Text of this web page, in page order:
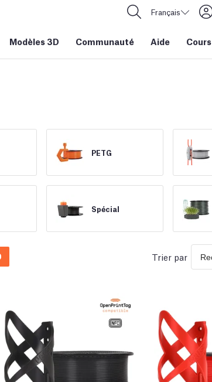
Français
Modèles 3D Communauté Aide Cours
PETG
Spécial
Trier par